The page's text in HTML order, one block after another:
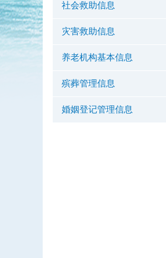
社会救助信息
灾害救助信息
养老机构基本信息
殡葬管理信息
婚姻登记管理信息